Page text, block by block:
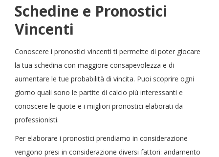
Schedine e Pronostici
Vincenti
Conoscere i pronostici vincenti ti permette di poter giocare
la tua schedina con maggiore consapevolezza e di
aumentare le tue probabilità di vincita. Puoi scoprire ogni
giorno quali sono le partite di calcio più interessanti e
conoscere le quote e i migliori pronostici elaborati da
professionisti.
Per elaborare i pronostici prendiamo in considerazione
vengono presi in considerazione diversi fattori: andamento